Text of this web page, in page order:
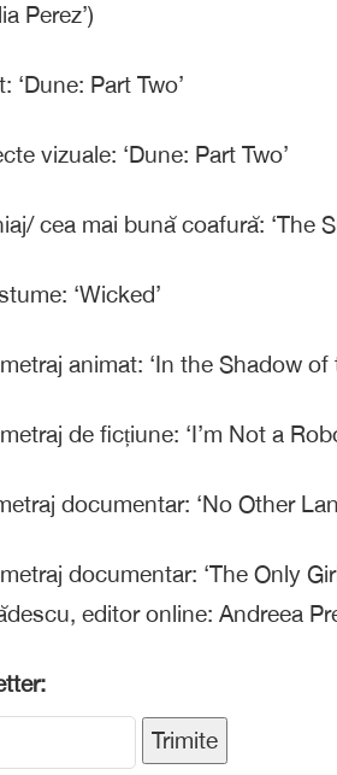
Perez’)
Part Two’
vizuale: ‘Dune: Part Two’
cea mai bună coafură: ‘The
‘Wicked’
animat: ‘In the Shadow of
de ficțiune: ‘I’m Not a
documentar: ‘No Other
documentar: ‘The Only
editor online: Andreea
Trimite